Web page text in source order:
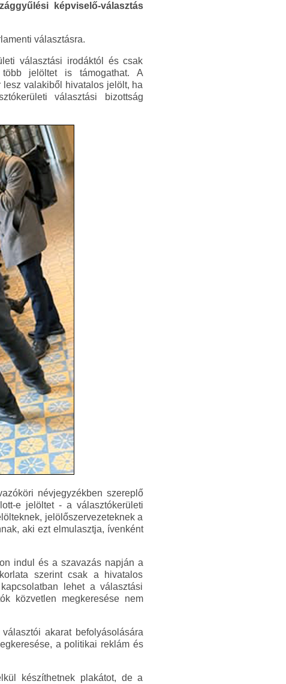
képviselő-választás
választásra.
választási irodáktól és csak
jelöltet is támogathat. A
valakiből hivatalos jelölt, ha
választási bizottság
névjegyzékben szereplő
e jelöltet - a választókerületi
jelölőszervezeteknek a
aki ezt elmulasztja, ívenként
indul és a szavazás napján a
szerint csak a hivatalos
lehet a választási
közvetlen megkeresése nem
akarat befolyásolására
a politikai reklám és
készíthetnek plakátot, de a